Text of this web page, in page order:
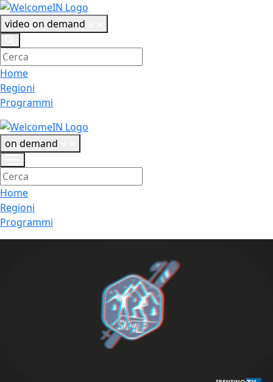
video on demand
Home
Regioni
Programmi
on demand
Home
Regioni
Programmi